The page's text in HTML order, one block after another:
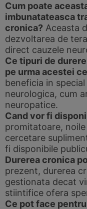
Cum poate
imbunatateasca
cronica? Aceasta
dezvoltarea de
direct cauzele
Ce tipuri de
pe urma acestei
beneficia in
neurologica, cum
neuropatice.
Cand vor fi
promitatoare,
cercetare
fi disponibile
Durerea cronica
prezent, durerea
gestionata decat
stiintifice ofera
Ce pot face